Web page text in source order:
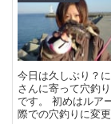
今日は久しぶり？
さんに寄って穴釣
です。 初めはルア
際での穴釣りに変